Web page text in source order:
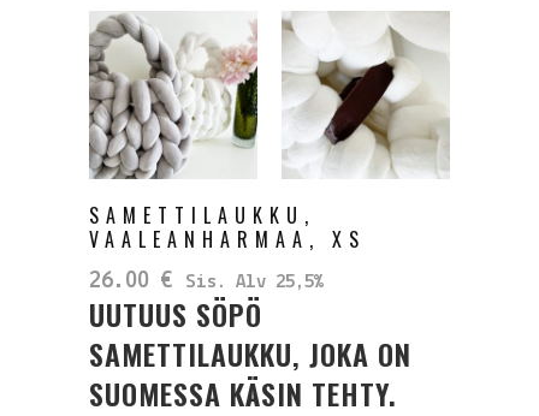
SAMETTILAUKKU,
VAALEANHARMAA, XS
26.00 € Sis. Alv 25,5%
UUTUUS SÖPÖ
SAMETTILAUKKU, JOKA ON
SUOMESSA KÄSIN TEHTY.